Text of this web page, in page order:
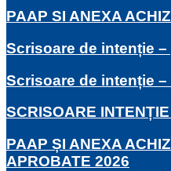
PAAP SI ANEXA
Scrisoare de intenție
Scrisoare de intenție
SCRISOARE
PAAP ȘI ANEXA
APROBATE 2026